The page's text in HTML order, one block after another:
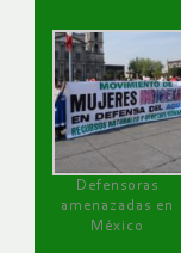
Defensoras
amenazadas en
México